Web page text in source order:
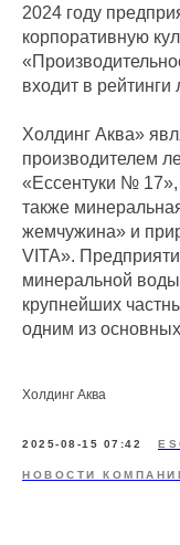
2024 году
корпоративную
входит в
Холдинг Аква»
производителем
«Ессентуки №
также
жемчужина» и
VITA».
минеральной
крупнейших
одним из
Холдинг Аква
2025-08-15 07:42
НОВОСТИ